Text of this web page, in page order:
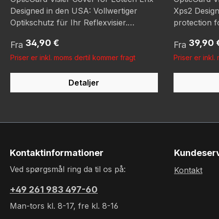
Designed in den USA: Vollwertiger
Optikschutz für Ihr Reflexvisier.
Patronenhülsen und Abnutzung.
Stoßhemmend: Die OpticGard
schockabsorbierend und kann
dauerhaft installiert bleiben ohne die
vollen Zugriff auf die Bedienelemente
ihres Reflexvisiers gewährleistet.
Enthält eine Trainingslinse für das
unverzichtbare Okklusionstraining.
werkzeuglose
Almindelig pris:
Fra 34,90 €
Priser er inkl. moms dertil kommer fragt
Detaljer
Xps2 Designed in the USA: Full optical
protection
shell
resistant:
remain
limiting the
lens for
installation/
Almindelig
Fra 39,90
Priser er inkl.
Kontaktinformationer
Ved spørgsmål ring da til os på:
+49 261 983 497-60
Man-tors kl. 8-17, fre kl. 8-16
Kontakt